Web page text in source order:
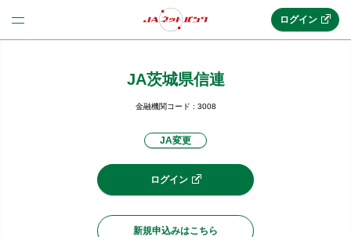
法人のお客様はこちら
新規申込み
JAネットバンクトップ
ログイン
JA茨城県信連
金融機関コード : 3008
JA変更
ログイン
新規申込みはこちら